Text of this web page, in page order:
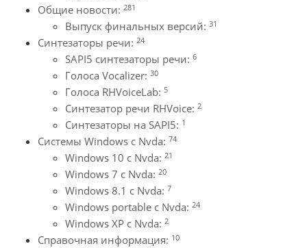
Общие новости: 281
Выпуск финальных версий: 31
Синтезаторы речи: 24
SAPI5 синтезаторы речи: 6
Голоса Vocalizer: 30
Голоса RHVoiceLab: 5
Синтезатор речи RHVoice: 2
Синтезаторы на SAPI5: 1
Системы Windows с Nvda: 74
Windows 10 с Nvda: 21
Windows 7 с Nvda: 20
Windows 8.1 с Nvda: 7
Windows portable с Nvda: 24
Windows XP с Nvda: 2
Справочная информация: 10